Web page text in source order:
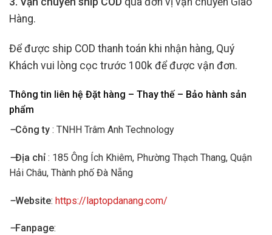
Hàng.
Để được ship COD thanh toán khi nhận hàng, Quý
Khách vui lòng cọc trước 100k để được vận đơn.
Thông tin liên hệ Đặt hàng – Thay thế – Bảo hành sản
phẩm
–Công ty : TNHH Trâm Anh Technology
–Địa chỉ : 185 Ông Ích Khiêm, Phường Thạch Thang, Quận
Hải Châu, Thành phố Đà Nẵng
–Website: https://laptopdanang.com/
–Fanpage: